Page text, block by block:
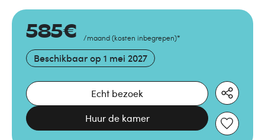
585€ /maand (kosten inbegrepen)*
Beschikbaar op 1 mei 2027
Echt bezoek
Huur de kamer